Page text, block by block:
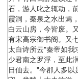
石，游人叱之辄动，
霞洞，秦泉之水出焉
白云山房，今皆废。又
有宋高宗御书阁。又
太白诗所云"秦帝如
少君南之罗浮，至此
日仙去。"今郡人多